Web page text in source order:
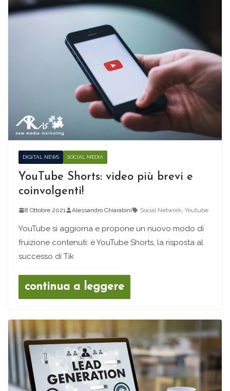
DIGITAL NEWS SOCIAL MEDIA
YouTube Shorts: video più brevi e
coinvolgenti!
8 Ottobre 2021 Alessandro Chiarabini Social Network Youtube
YouTube si aggiorna e propone un nuovo modo di
fruizione contenuti: è YouTube Shorts, la risposta al
successo di Tik
continua a leggere